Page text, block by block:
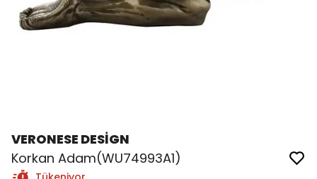
VERONESE DESİGN
Korkan Adam(WU74993A1)